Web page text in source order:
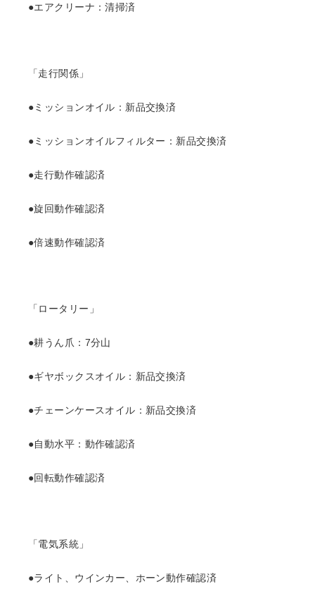
●エアクリーナ：清掃済
「走行関係」
●ミッションオイル：新品交換済
●ミッションオイルフィルター：新品交換済
●走行動作確認済
●旋回動作確認済
●倍速動作確認済
「ロータリー」
●耕うん爪：7分山
●ギヤボックスオイル：新品交換済
●チェーンケースオイル：新品交換済
●自動水平：動作確認済
●回転動作確認済
「電気系統」
●ライト、ウインカー、ホーン動作確認済